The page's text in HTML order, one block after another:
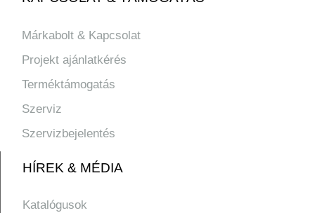
Márkabolt & Kapcsolat
Projekt ajánlatkérés
Terméktámogatás
Szerviz
Szervizbejelentés
HÍREK & MÉDIA
Katalógusok